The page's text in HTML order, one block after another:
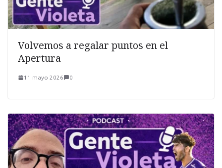
Volvemos a regalar puntos en el
Apertura
11 mayo 2026 0